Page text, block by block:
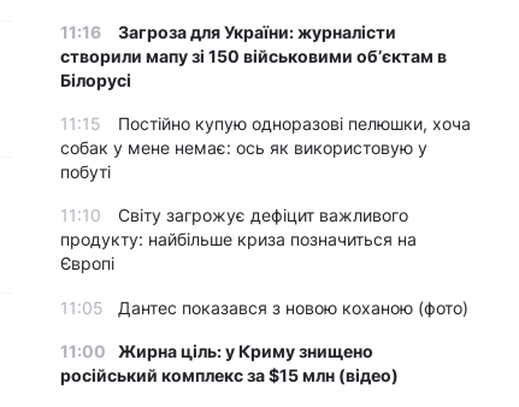
11:16
Загроза для України: журналісти
створили мапу зі 150 військовими обʼєктам в
Білорусі
11:15
Постійно купую одноразові пелюшки, хоча
собак у мене немає: ось як використовую у
побуті
11:10
Світу загрожує дефіцит важливого
продукту: найбільше криза позначиться на
Європі
11:05 Дантес показався з новою коханою (фото)
11:00
Жирна ціль: у Криму знищено
російський комплекс за $15 млн (відео)